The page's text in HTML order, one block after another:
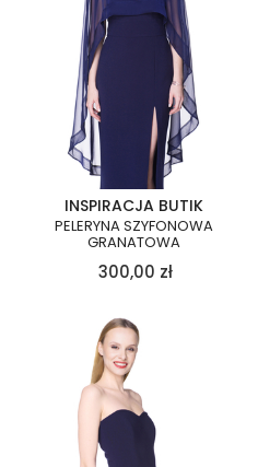
INSPIRACJA BUTIK
PELERYNA SZYFONOWA
GRANATOWA
300,00 zł